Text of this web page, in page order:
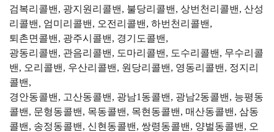
검복리콜밴, 광지원리콜밴, 불당리콜밴, 상번천리콜밴, 산성
리콜밴, 엄미리콜밴, 오전리콜밴, 하번천리콜밴,
퇴촌면콜밴, 광주시콜밴, 경기도콜밴,
광동리콜밴, 관음리콜밴, 도마리콜밴, 도수리콜밴, 무수리콜
밴, 오리콜밴, 우산리콜밴, 원당리콜밴, 영동리콜밴, 정지리
콜밴,
경안동콜밴, 고산동콜밴, 광남1동콜밴, 광남2동콜밴, 능평동
콜밴, 문형동콜밴, 목동콜밴, 목현동콜밴, 매산동콜밴, 삼동
콜밴, 송정동콜밴, 신현동콜밴, 쌍령동콜밴, 양벌동콜밴, 오